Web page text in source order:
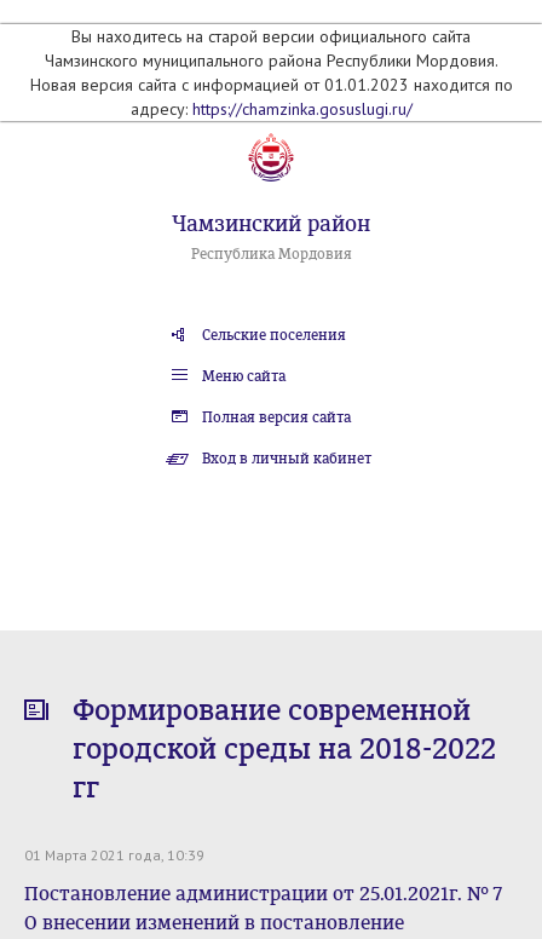
Вы находитесь на старой версии официального сайта
Чамзинского муниципального района Республики Мордовия.
Новая версия сайта с информацией от 01.01.2023 находится по
адресу: https://chamzinka.gosuslugi.ru/
Чамзинский район
Республика Мордовия
Сельские поселения
Меню сайта
Полная версия сайта
Вход в личный кабинет
Формирование современной
городской среды на 2018-2022
гг
01 Марта 2021 года, 10:39
Постановление администрации от 25.01.2021г. № 7
О внесении изменений в постановление